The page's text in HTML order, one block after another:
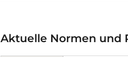
Aktuelle Normen und